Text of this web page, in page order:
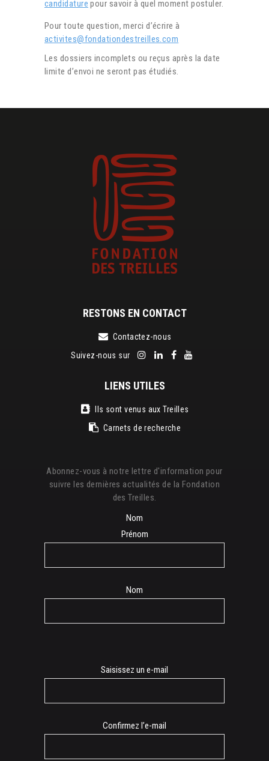
candidature pour savoir à quel moment postuler.
Pour toute question, merci d’écrire à
activites@fondationdestreilles.com
Les dossiers incomplets ou reçus après la date
limite d’envoi ne seront pas étudiés.
RESTONS EN CONTACT
Contactez-nous
Suivez-nous sur
LIENS UTILES
Ils sont venus aux Treilles
Carnets de recherche
Abonnez-vous à notre lettre d'information pour
suivre les dernières actualités de la Fondation
des Treilles.
Nom
Prénom
Nom
Saisissez un e-mail
Confirmez l’e-mail